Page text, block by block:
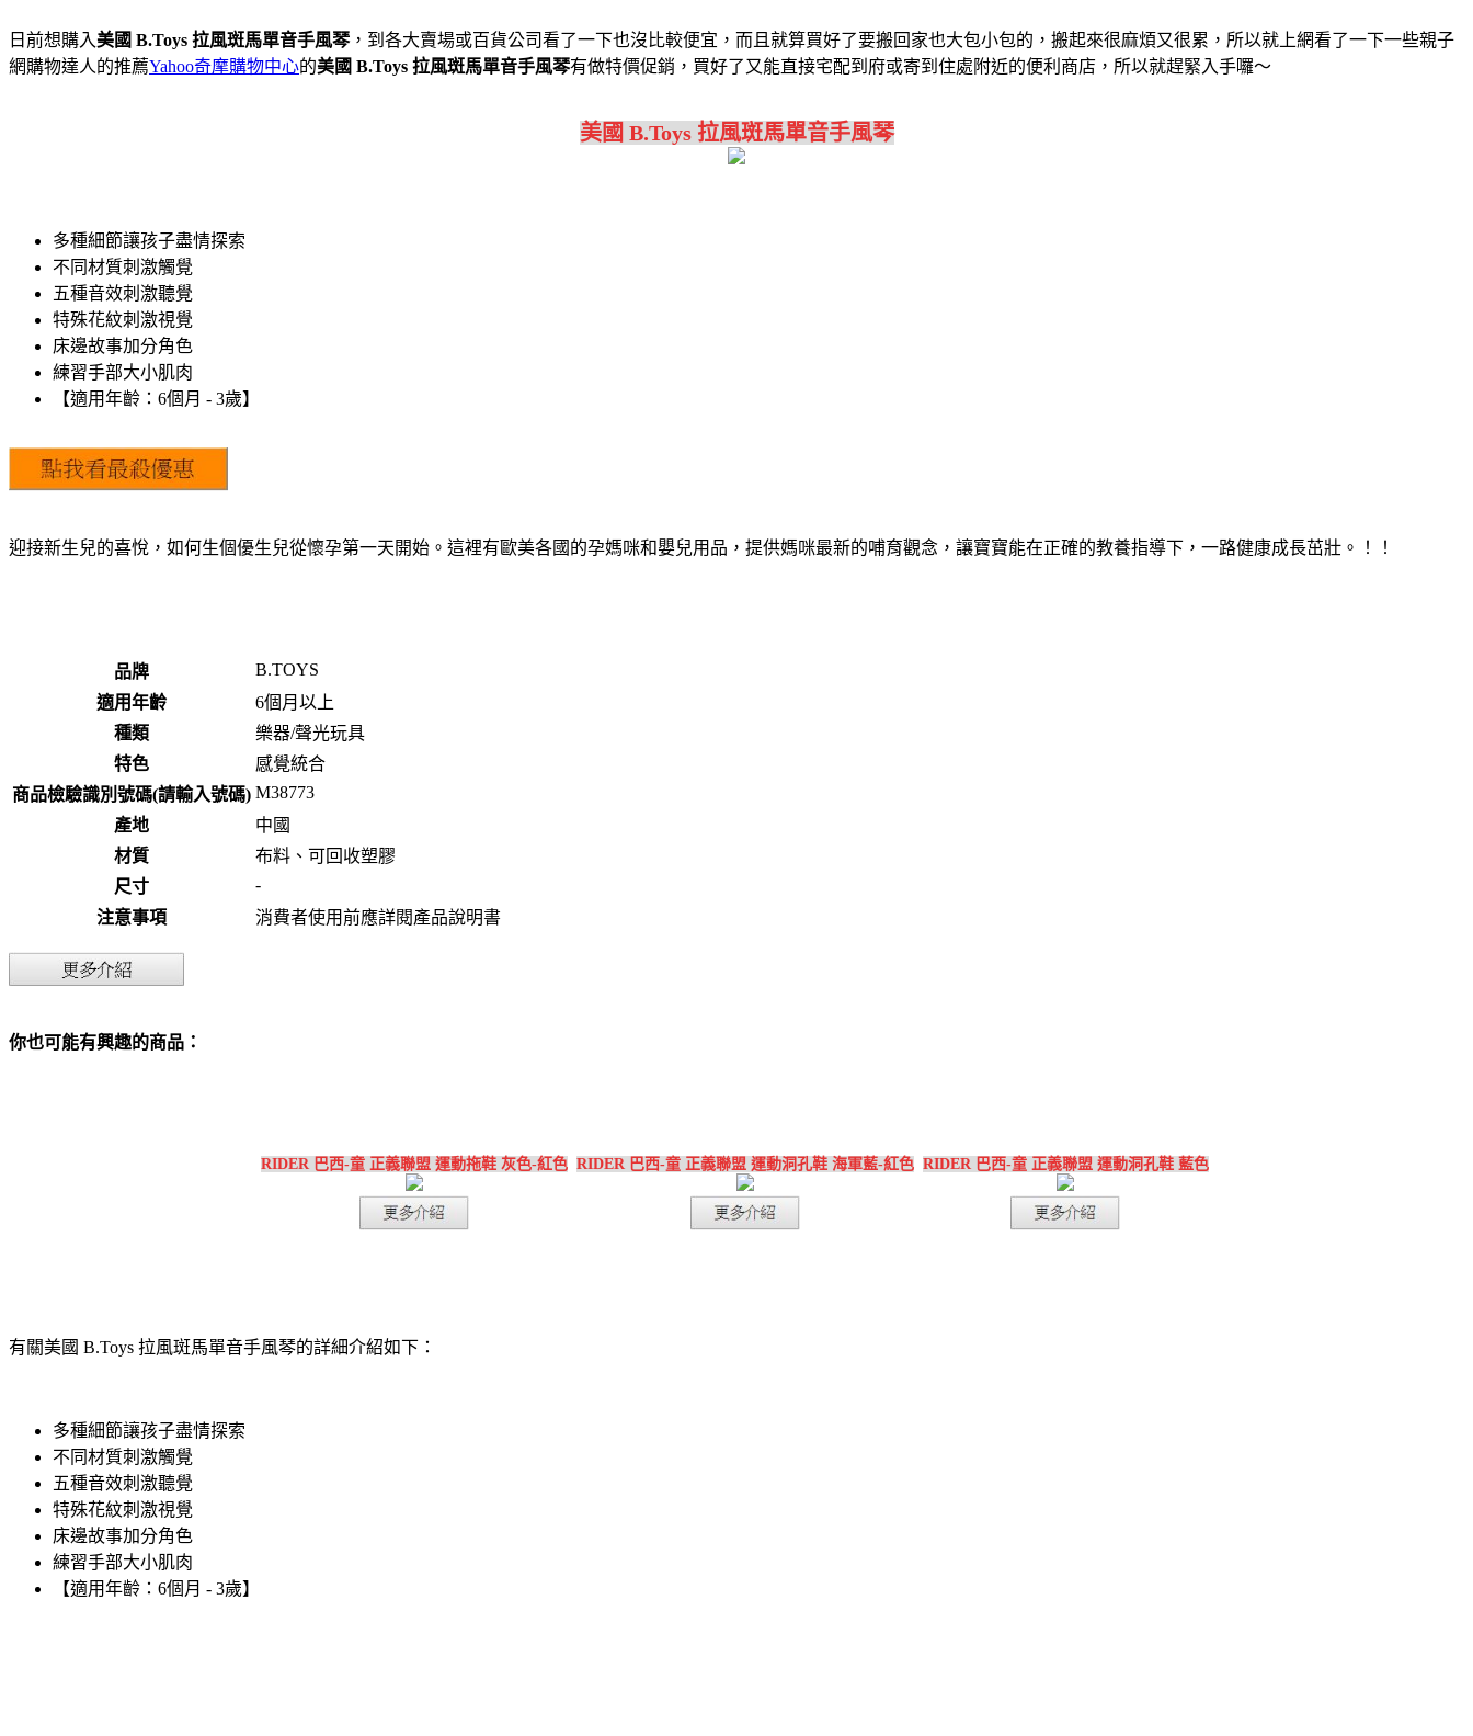
日前想購入美國 B.Toys 拉風斑馬單音手風琴，到各大賣場或百貨公司看了一下也沒比較便宜，而且就算買好了要搬回家也大包小包的，搬起來很麻煩又很累，所以就上網看了一下一些親子
網購物達人的推薦Yahoo奇摩購物中心的美國 B.Toys 拉風斑馬單音手風琴有做特價促銷，買好了又能直接宅配到府或寄到住處附近的便利商店，所以就趕緊入手囉～
美國 B.Toys 拉風斑馬單音手風琴
多種細節讓孩子盡情探索
不同材質刺激觸覺
五種音效刺激聽覺
特殊花紋刺激視覺
床邊故事加分角色
練習手部大小肌肉
【適用年齡：6個月 - 3歲】
迎接新生兒的喜悅，如何生個優生兒從懷孕第一天開始。這裡有歐美各國的孕媽咪和嬰兒用品，提供媽咪最新的哺育觀念，讓寶寶能在正確的教養指導下，一路健康成長茁壯。！！
品牌
B.TOYS
適用年齡
6個月以上
種類
樂器/聲光玩具
特色
感覺統合
商品檢驗識別號碼(請輸入號碼) M38773
產地
中國
材質
布料、可回收塑膠
尺寸
-
注意事項
消費者使用前應詳閱產品說明書
你也可能有興趣的商品：
RIDER 巴西-童 正義聯盟 運動拖鞋 灰色-紅色 RIDER 巴西-童 正義聯盟 運動洞孔鞋 海軍藍-紅色 RIDER 巴西-童 正義聯盟 運動洞孔鞋 藍色
有關美國 B.Toys 拉風斑馬單音手風琴的詳細介紹如下：
多種細節讓孩子盡情探索
不同材質刺激觸覺
五種音效刺激聽覺
特殊花紋刺激視覺
床邊故事加分角色
練習手部大小肌肉
【適用年齡：6個月 - 3歲】